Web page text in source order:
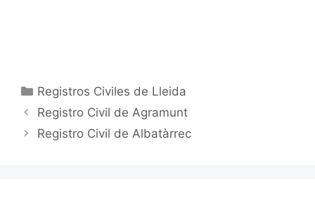
Categorías
Registros Civiles de Lleida
Registro Civil de Agramunt
Registro Civil de Albatàrrec